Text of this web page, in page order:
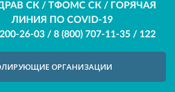
СК / ТФОМС СК / ГОРЯЧАЯ
ЛИНИЯ ПО COVID-19
26-03 / 8 (800) 707-11-35 / 122
ОРГАНИЗАЦИИ